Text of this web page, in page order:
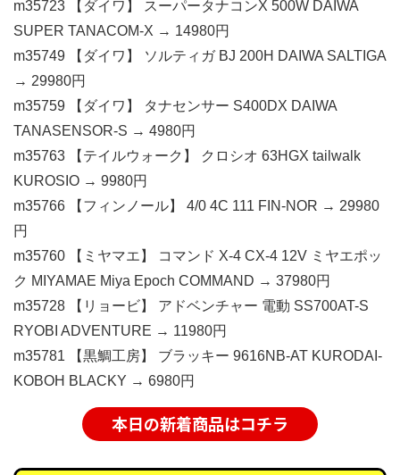
m35723 【ダイワ】 スーパータナコンX 500W DAIWA
SUPER TANACOM-X → 14980円
m35749 【ダイワ】 ソルティガ BJ 200H DAIWA SALTIGA
→ 29980円
m35759 【ダイワ】 タナセンサー S400DX DAIWA
TANASENSOR-S → 4980円
m35763 【テイルウォーク】 クロシオ 63HGX tailwalk
KUROSIO → 9980円
m35766 【フィンノール】 4/0 4C 111 FIN-NOR → 29980
円
m35760 【ミヤマエ】 コマンド X-4 CX-4 12V ミヤエポッ
ク MIYAMAE Miya Epoch COMMAND → 37980円
m35728 【リョービ】 アドベンチャー 電動 SS700AT-S
RYOBI ADVENTURE → 11980円
m35781 【黒鯛工房】 ブラッキー 9616NB-AT KURODAI-
KOBOH BLACKY → 6980円
本日の新着商品はコチラ